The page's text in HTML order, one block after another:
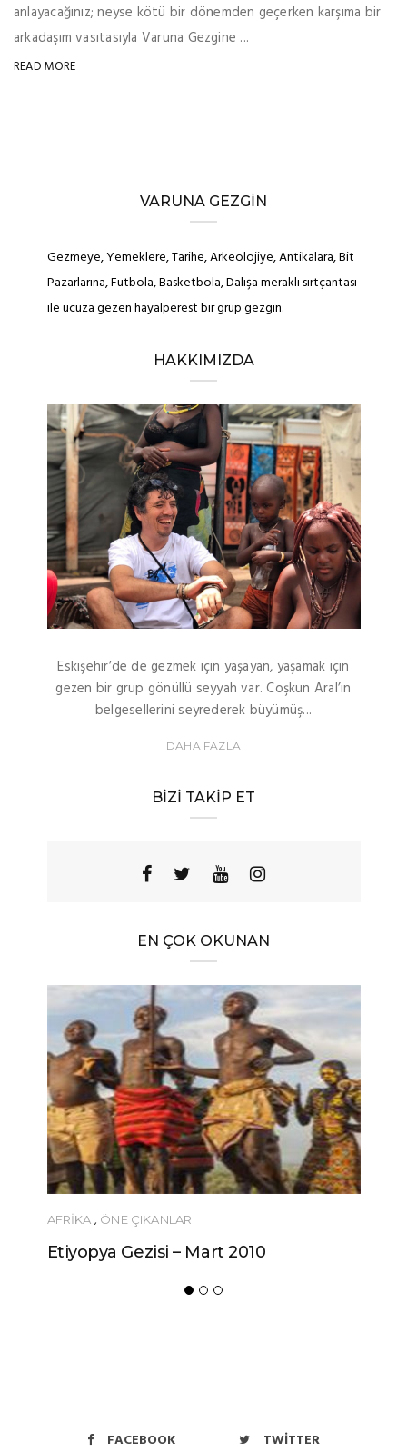
anlayacağınız; neyse kötü bir dönemden geçerken karşıma bir
arkadaşım vasıtasıyla Varuna Gezgine ...
READ MORE
VARUNA GEZGIN
Gezmeye, Yemeklere, Tarihe, Arkeolojiye, Antikalara, Bit
Pazarlarına, Futbola, Basketbola, Dalışa meraklı sırtçantası
ile ucuza gezen hayalperest bir grup gezgin.
HAKKIMIZDA
Eskişehir’de de gezmek için yaşayan, yaşamak için
gezen bir grup gönüllü seyyah var. Coşkun Aral’ın
belgesellerini seyrederek büyümüş...
DAHA FAZLA
BIZI TAKIP ET
EN ÇOK OKUNAN
AFRIKA , ÖNE ÇIKANLAR
Etiyopya Gezisi – Mart 2010
FACEBOOK TWITTER